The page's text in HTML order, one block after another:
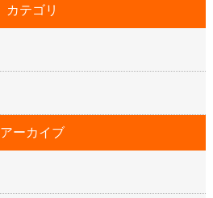
カテゴリ
アーカイブ